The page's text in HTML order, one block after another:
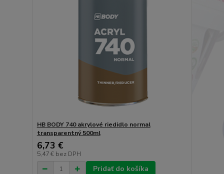
HB BODY 740 akrylové riedidlo normal
transparentný 500ml
6,73 €
5,47 € bez DPH
Pridať do košíka